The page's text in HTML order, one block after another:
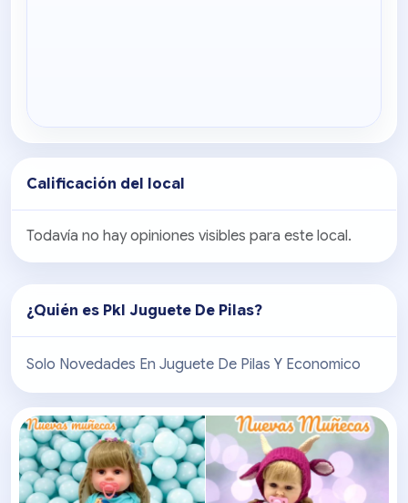
Calificación del local
Todavía no hay opiniones visibles para este local.
¿Quién es Pkl Juguete De Pilas?
Solo Novedades En Juguete De Pilas Y Economico